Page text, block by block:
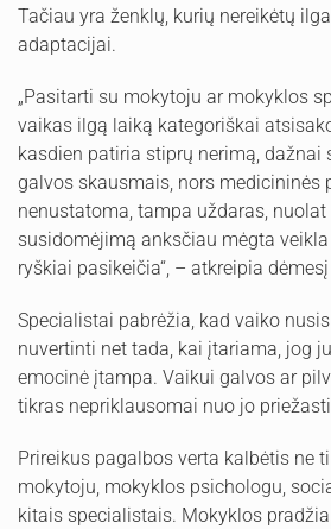
Tačiau yra ženklų, kurių nereikėtų
adaptacijai.
„Pasitarti su mokytoju ar mokyklos
vaikas ilgą laiką kategoriškai
kasdien patiria stiprų nerimą, dažnai
galvos skausmais, nors medicininės
nenustatoma, tampa uždaras,
susidomėjimą anksčiau mėgta
ryškiai pasikeičia“, – atkreipia
Specialistai pabrėžia, kad vaiko
nuvertinti net tada, kai įtariama, jog
emocinė įtampa. Vaikui galvos ar
tikras nepriklausomai nuo jo
Prireikus pagalbos verta kalbėtis ne
mokytoju, mokyklos psichologu,
kitais specialistais. Mokyklos